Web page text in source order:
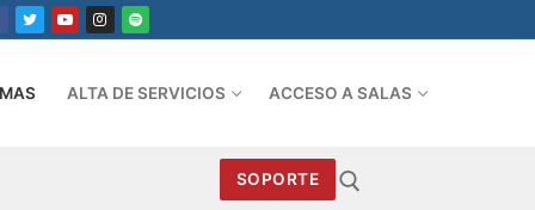
ALTA DE SERVICIOS ACCESO A SALAS
SOPORTE